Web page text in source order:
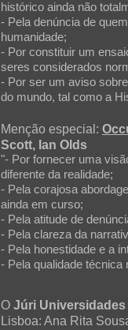
histórico ainda não
- Pela denúncia de
humanidade;
- Por constituir um
seres considerados
- Por ser um aviso
do mundo, tal como a
Menção especial:
Scott, Ian Olds
"- Por fornecer uma
diferente da realidade;
- Pela corajosa
ainda em curso;
- Pela atitude de
- Pela clareza da
- Pela honestidade e a
- Pela qualidade
O Júri Universidades
Lisboa: Ana Rita